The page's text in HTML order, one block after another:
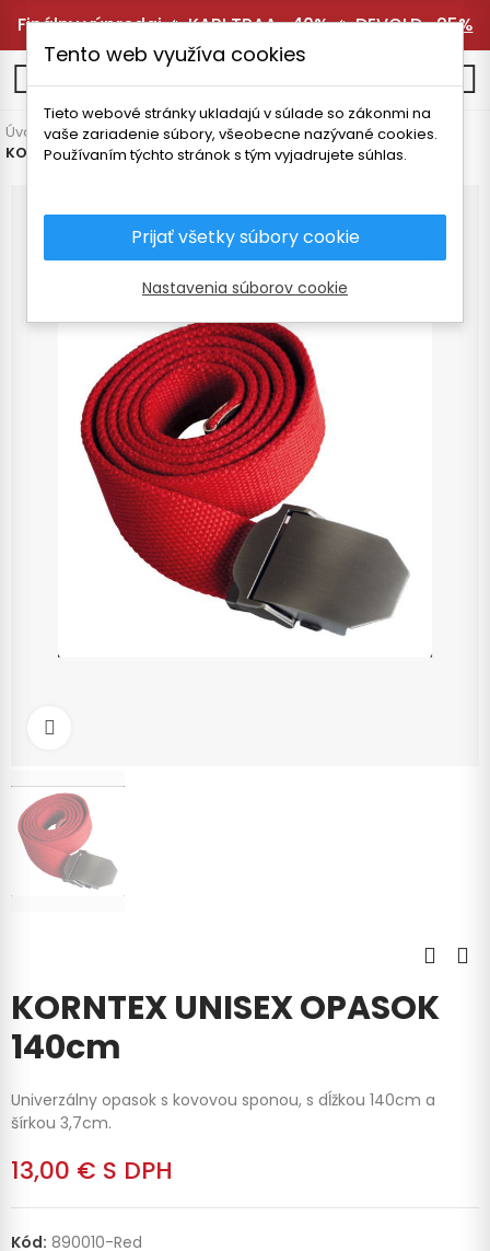
Finálny výpredaj 🔥KARI TRAA -40%🔥DEVOLD -25%
Úvodná stránka Pánske oblečenie Doplnky
Iné
KORNTEX UNISEX OPASOK 140cm
KORNTEX UNISEX OPASOK
140cm
Univerzálny opasok s kovovou sponou, s dĺžkou 140cm a
šírkou 3,7cm.
13,00 € S DPH
Kód: 890010-Red
Tento web využíva cookies
Tieto webové stránky ukladajú v súlade so zákonmi na
vaše zariadenie súbory, všeobecne nazývané cookies.
Používaním týchto stránok s tým vyjadrujete súhlas.
Prijať všetky súbory cookie
Nastavenia súborov cookie